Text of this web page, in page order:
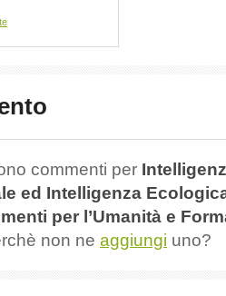
commenti per
ed Intelligenza
per l’Umanità e
non ne aggiungi uno?